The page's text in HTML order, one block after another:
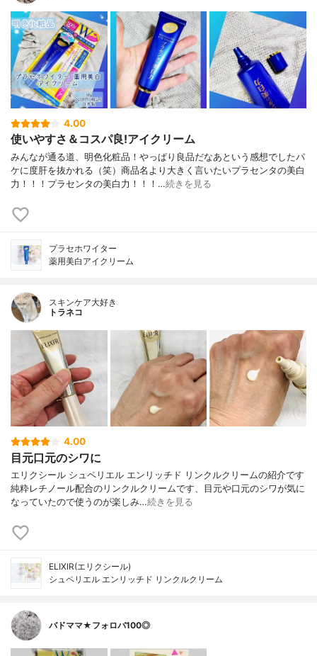
4.00
使いやすさ＆コスパ良!アイクリーム
みんなが通る道、明色化粧品！やっぱり良品だなあという感想でしたパ
ケに度肝を抜かれる（笑）商品名より大きく言いたいプラセンタの美白
力！！！プラセンタの美白力！！！…続きを見る
プラセホワイター
薬用美白アイクリーム
スキンケア大好き
トラネコ
4.00
目元口元のシワに
エリクシール シュペリエル エンリッチド リンクルクリームの紹介です
純粋レチノール配合のリンクルクリームです、目元や口元のシワが気に
なっていたので使うのが楽しみ…続きを見る
ELIXIR(エリクシール)
シュペリエル エンリッチド リンクルクリーム
バドママ★フォロバ100◎